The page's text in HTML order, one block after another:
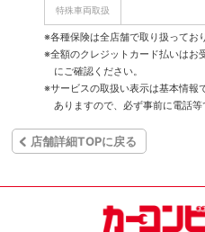
特殊車両取扱
※各種保険は全店舗で取り扱ってお
※全額のクレジットカード払いはお
にご確認ください。
※サービスの取扱い表示は基本情報
ありますので、必ず事前に電話等
店舗詳細TOPに戻る